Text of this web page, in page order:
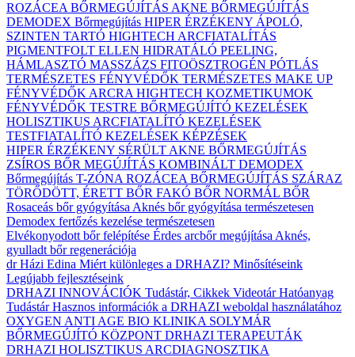
ROZÁCEA BŐRMEGÚJÍTÁS AKNE BŐRMEGÚJÍTÁS
DEMODEX Bőrmegújítás HIPER ÉRZÉKENY ÁPOLÓ,
SZINTEN TARTÓ HIGHTECH ARCFIATALÍTÁS
PIGMENTFOLT ELLEN HIDRATÁLÓ PEELING,
HÁMLASZTÓ MASSZÁZS FITOÖSZTROGÉN PÓTLÁS
TERMÉSZETES FÉNYVÉDŐK TERMÉSZETES MAKE UP
FÉNYVÉDŐK ARCRA HIGHTECH KOZMETIKUMOK
FÉNYVÉDŐK TESTRE BŐRMEGÚJÍTÓ KEZELÉSEK
HOLISZTIKUS ARCFIATALÍTÓ KEZELÉSEK
TESTFIATALÍTÓ KEZELÉSEK KÉPZÉSEK
HIPER ÉRZÉKENY SÉRÜLT AKNE BŐRMEGÚJÍTÁS
ZSÍROS BŐR MEGÚJÍTÁS KOMBINÁLT DEMODEX
Bőrmegújítás T-ZÓNA ROZÁCEA BŐRMEGÚJÍTÁS SZÁRAZ
TÖRŐDÖTT, ÉRETT BŐR FAKÓ BŐR NORMÁL BŐR
Rosaceás bőr gyógyítása Aknés bőr gyógyítása természetesen
Demodex fertőzés kezelése természetesen
Elvékonyodott bőr felépítése Érdes arcbőr megújítása Aknés,
gyulladt bőr regenerációja
dr Házi Edina Miért különleges a DRHAZI? Minősítéseink
Legújabb fejlesztéseink
DRHAZI INNOVÁCIÓK Tudástár, Cikkek VideotárHatóanyag
TudástárHasznos információk a DRHAZI weboldal használatához
OXYGEN ANTI AGE BIO KLINIKA SOLYMÁR
BŐRMEGÚJÍTÓ KÖZPONT DRHAZI TERAPEUTÁK
DRHAZI HOLISZTIKUS ARCDIAGNOSZTIKA